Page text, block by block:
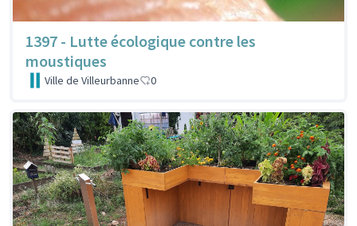
1397 - Lutte écologique contre les
moustiques
Ville de Villeurbanne 0